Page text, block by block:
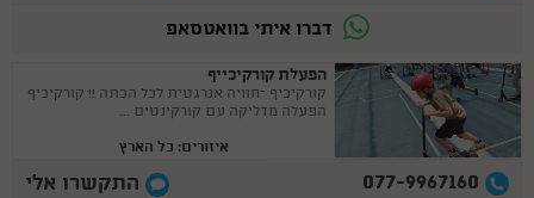
דברו איתי בוואטסאפ
הפעלת קורקיכייף
קורקיכיף –חוויה אנרגטית לכל הכתה !! קורקיכיף
הפעלה מדליקה עם קורקינטים ...
איזורים: כל הארץ
077-9967160 התקשרו אלי